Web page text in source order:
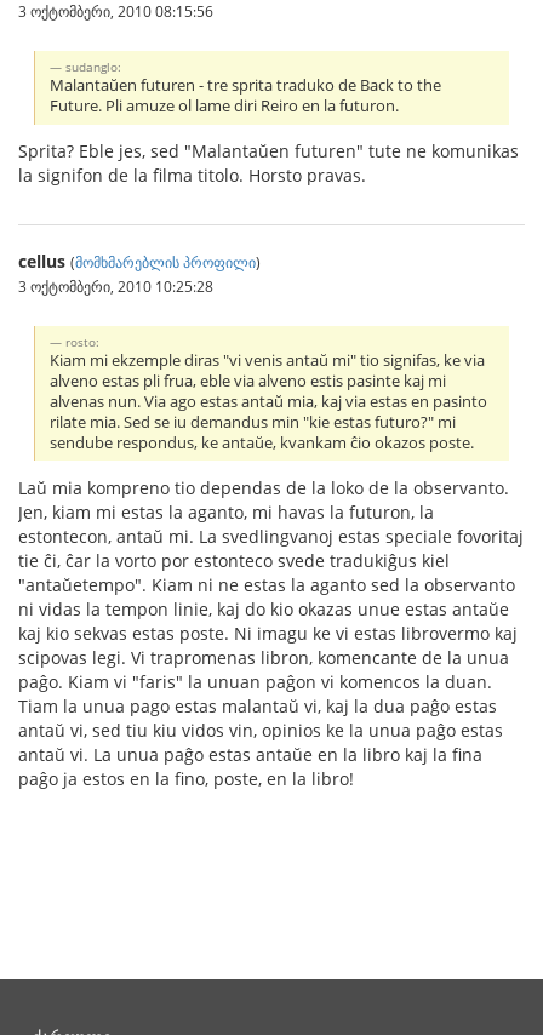
3 ოქტომბერი, 2010 08:15:56
sudanglo:
Malantaŭen futuren - tre sprita traduko de Back to the
Future. Pli amuze ol lame diri Reiro en la futuron.
Sprita? Eble jes, sed "Malantaŭen futuren" tute ne komunikas
la signifon de la filma titolo. Horsto pravas.
cellus (მომხმარებლის პროფილი)
3 ოქტომბერი, 2010 10:25:28
rosto:
Kiam mi ekzemple diras "vi venis antaŭ mi" tio signifas, ke via
alveno estas pli frua, eble via alveno estis pasinte kaj mi
alvenas nun. Via ago estas antaŭ mia, kaj via estas en pasinto
rilate mia. Sed se iu demandus min "kie estas futuro?" mi
sendube respondus, ke antaŭe, kvankam ĉio okazos poste.
Laŭ mia kompreno tio dependas de la loko de la observanto.
Jen, kiam mi estas la aganto, mi havas la futuron, la
estontecon, antaŭ mi. La svedlingvanoj estas speciale fovoritaj
tie ĉi, ĉar la vorto por estonteco svede tradukiĝus kiel
"antaŭetempo". Kiam ni ne estas la aganto sed la observanto
ni vidas la tempon linie, kaj do kio okazas unue estas antaŭe
kaj kio sekvas estas poste. Ni imagu ke vi estas librovermo kaj
scipovas legi. Vi trapromenas libron, komencante de la unua
paĝo. Kiam vi "faris" la unuan paĝon vi komencos la duan.
Tiam la unua pago estas malantaŭ vi, kaj la dua paĝo estas
antaŭ vi, sed tiu kiu vidos vin, opinios ke la unua paĝo estas
antaŭ vi. La unua paĝo estas antaŭe en la libro kaj la fina
paĝo ja estos en la fino, poste, en la libro!